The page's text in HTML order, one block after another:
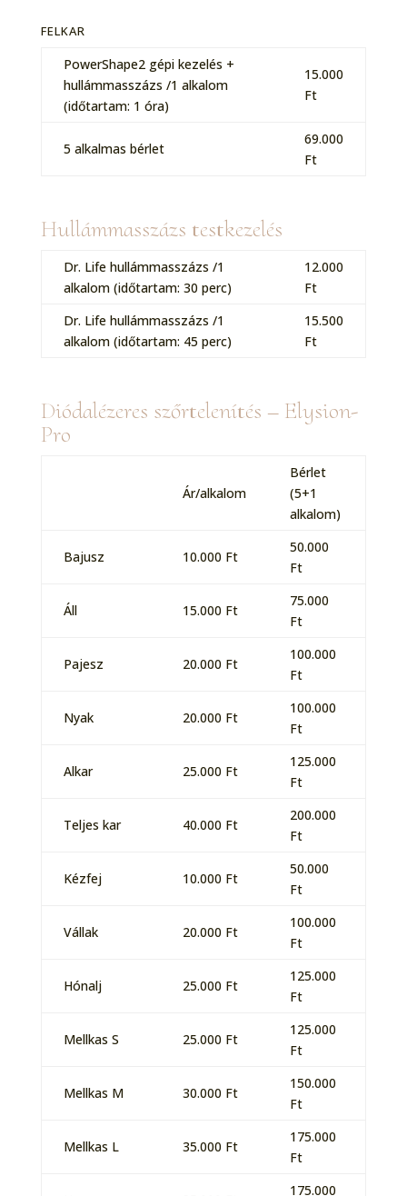
FELKAR
PowerShape2 gépi kezelés +
hullámmasszázs /1 alkalom
(időtartam: 1 óra)
15.000
Ft
5 alkalmas bérlet
69.000
Ft
Hullámmasszázs testkezelés
Dr. Life hullámmasszázs /1
alkalom (időtartam: 30 perc)
12.000
Ft
Dr. Life hullámmasszázs /1
alkalom (időtartam: 45 perc)
15.500
Ft
Diódalézeres szőrtelenítés – Elysion-
Pro
Ár/alkalom
Bérlet
(5+1
alkalom)
Bajusz 10.000 Ft
50.000
Ft
Áll 15.000 Ft
75.000
Ft
Pajesz 20.000 Ft
100.000
Ft
Nyak 20.000 Ft
100.000
Ft
Alkar 25.000 Ft
125.000
Ft
Teljes kar 40.000 Ft
200.000
Ft
Kézfej 10.000 Ft
50.000
Ft
Vállak 20.000 Ft
100.000
Ft
Hónalj 25.000 Ft
125.000
Ft
Mellkas S 25.000 Ft
125.000
Ft
Mellkas M 30.000 Ft
150.000
Ft
Mellkas L 35.000 Ft
175.000
Ft
175.000